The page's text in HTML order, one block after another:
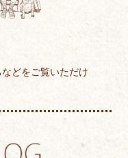
どをご覧いただけ